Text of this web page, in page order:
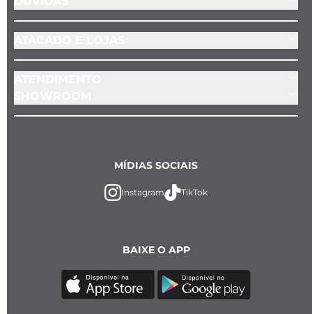
BAIXE O APP
MÍDIAS SOCIAIS
Instagram TikTok